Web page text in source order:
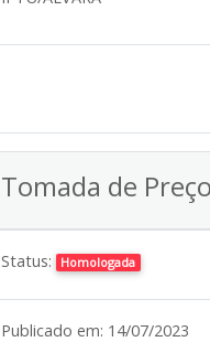
Tomada de
Status: Homologada
Publicado em: 14/07/2023